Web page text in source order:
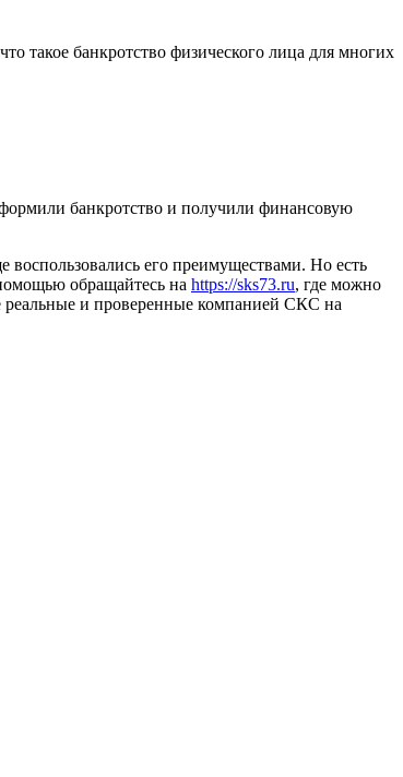
такое банкротство физического лица для многих
банкротство и получили финансовую
воспользовались его преимуществами. Но есть
обращайтесь на https://sks73.ru, где можно
реальные и проверенные компанией СКС на